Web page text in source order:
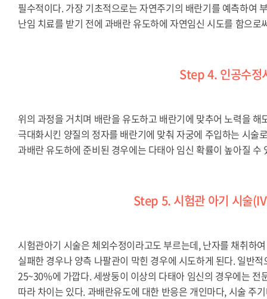
필수적이다. 가장 기초적으로는 자연주기의 배란기를 예측하여
난임 치료를 받기 전에 과배란 유도하에 자연임신 시도를 함으
Step 4. 인공수
위의 과정을 거치며 배란을 유도하고 배란기에 맞추어 노력을
극대화시킨 양질의 정자를 배란기에 맞춰 자궁에 주입하는 시술
과배란 유도하에 준비된 경우에는 다태아 임신 확률이 높아질 수
Step 5. 시험관 아기 시
시험관아기 시술은 체외수정이라고도 부르는데, 난자를 채취하
실패한 경우나 양측 나팔관이 막힌 경우에 시도하게 된다. 일반
25~30%에 가깝다. 세쌍둥이 이상의 다태아 임신의 경우에는
따라 차이는 있다. 과배란유도에 대한 반응은 개인마다, 시술 주